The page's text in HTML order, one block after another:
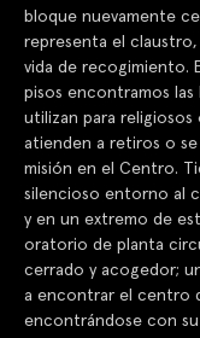
bloque nuevamente
representa el claustro,
vida de recogimiento.
pisos encontramos
utilizan para religiosos
atienden a retiros o
misión en el Centro.
silencioso entorno al
y en un extremo de
oratorio de planta
cerrado y acogedor;
a encontrar el centro
encontrándose con su